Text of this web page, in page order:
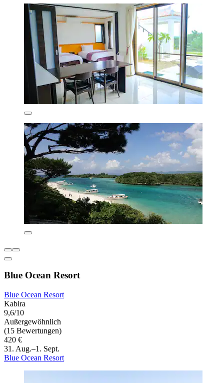
Blue Ocean Resort
Blue Ocean Resort
Kabira
9,6/10
Außergewöhnlich
(15 Bewertungen)
420 €
31. Aug.–1. Sept.
Blue Ocean Resort